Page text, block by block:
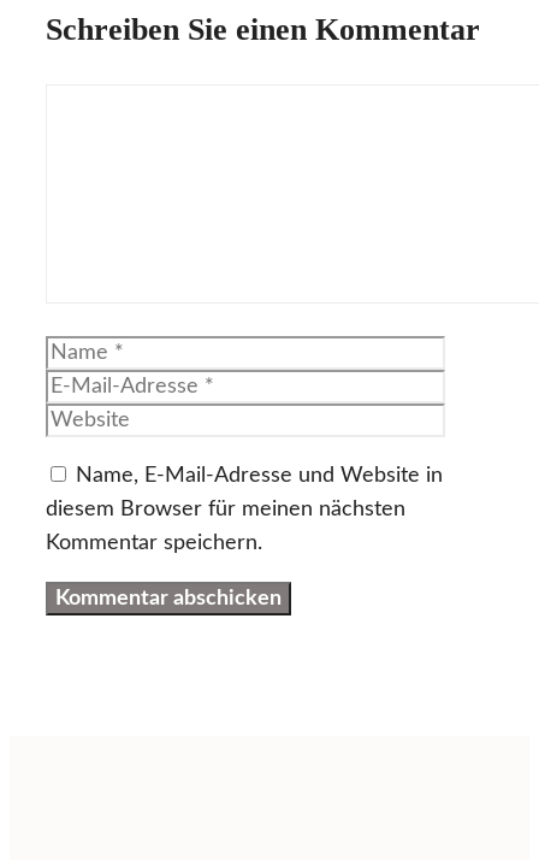
Schreiben Sie einen Kommentar
Name
Name, E-Mail-Adresse und Website in
diesem Browser für meinen nächsten
Kommentar speichern.